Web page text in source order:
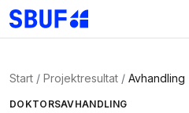
Gå direkt till huvudinnehållet
Start Projektresultat Avhandling
DOKTORSAVHANDLING